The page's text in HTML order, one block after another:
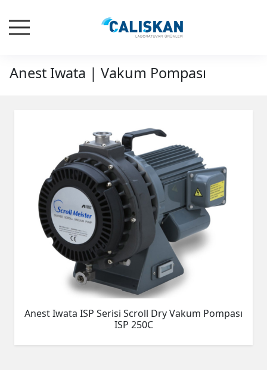
Anest Iwata | Vakum Pompası
Anest Iwata ISP Serisi Scroll Dry Vakum Pompası
ISP 250C